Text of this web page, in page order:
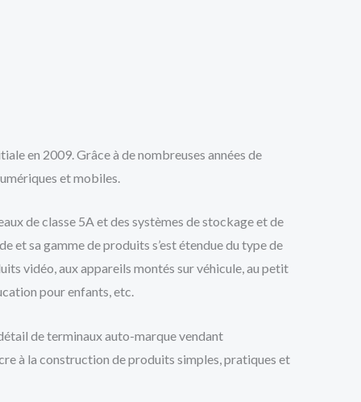
en 2009. Grâce à de nombreuses années de
et mobiles.
de classe 5A et des systèmes de stockage et de
et sa gamme de produits s’est étendue du type de
vidéo, aux appareils montés sur véhicule, au petit
pour enfants, etc.
de terminaux auto-marque vendant
à la construction de produits simples, pratiques et